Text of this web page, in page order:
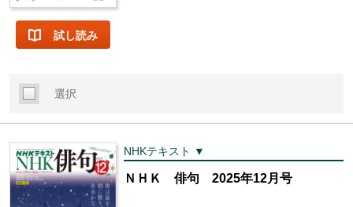
試し読み
選択
NHKテキスト ▼
ＮＨＫ 俳句 2025年12月号